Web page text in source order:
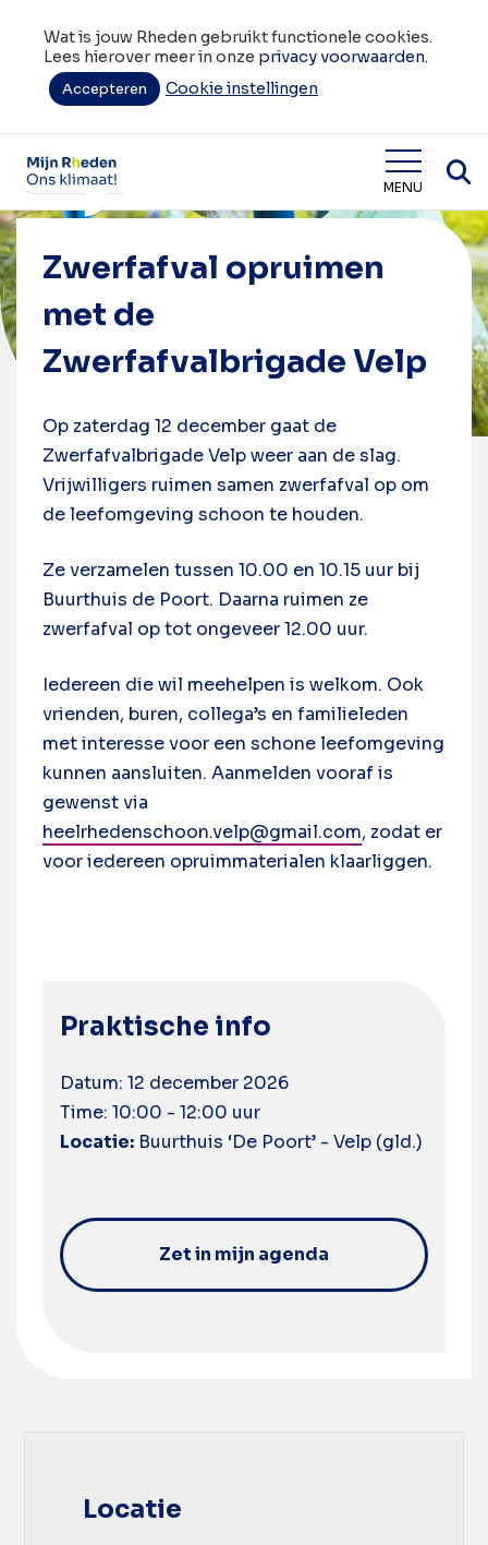
Wat is jouw Rheden gebruikt functionele cookies.
Lees hierover meer in onze privacy voorwaarden.
Accepteren Cookie instellingen
Wat is jouw Rheden MENU
Home
Agenda
12
december
Zwerfafval opruimen
met de
Zwerfafvalbrigade Velp
Op zaterdag 12 december gaat de
Zwerfafvalbrigade Velp weer aan de slag.
Vrijwilligers ruimen samen zwerfafval op om
de leefomgeving schoon te houden.
Ze verzamelen tussen 10.00 en 10.15 uur bij
Buurthuis de Poort. Daarna ruimen ze
zwerfafval op tot ongeveer 12.00 uur.
Iedereen die wil meehelpen is welkom. Ook
vrienden, buren, collega’s en familieleden
met interesse voor een schone leefomgeving
kunnen aansluiten. Aanmelden vooraf is
gewenst via
heelrhedenschoon.velp@gmail.com, zodat er
voor iedereen opruimmaterialen klaarliggen.
Praktische info
Datum: 12 december 2026
Time: 10:00 - 12:00 uur
Locatie: Buurthuis ‘De Poort’ - Velp (gld.)
Zet in mijn agenda
Locatie